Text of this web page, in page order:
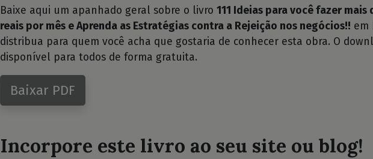
Baixe aqui um apanhado geral sobre o livro 111 Ideias para você fazer mais
reais por mês e Aprenda as Estratégias contra a Rejeição nos negócios!! em
distribua para quem você acha que gostaria de conhecer esta obra. O
disponível para todos de forma gratuita.
Baixar PDF
Incorpore este livro ao seu site ou blog!